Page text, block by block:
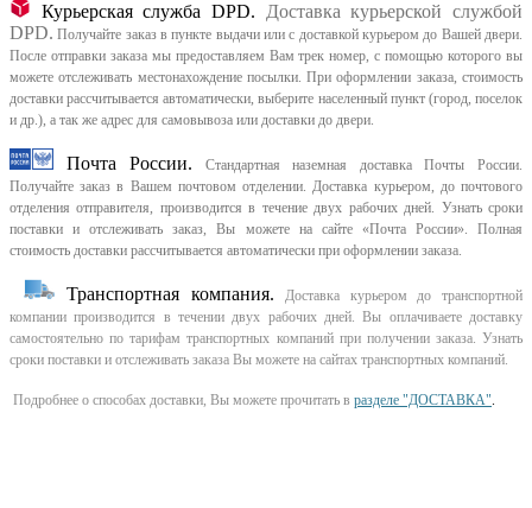
Курьерская служба DPD.
Доставка курьерской службой
DPD. Получайте заказ в пункте выдачи или с доставкой курьером до Вашей двери.
После отправки заказа мы предоставляем Вам трек номер, с помощью которого вы
можете отслеживать местонахождение посылки. При оформлении заказа, стоимость
доставки рассчитывается автоматически, выберите населенный пункт (город, поселок
и др.), а так же адрес для самовывоза или доставки до двери.
Почта России.
Стандартная наземная доставка Почты России.
Получайте заказ в Вашем почтовом отделении. Доставка курьером, до почтового
отделения отправителя, производится в течение двух рабочих дней. Узнать сроки
поставки и отслеживать заказ, Вы можете на сайте «Почта России». Полная
стоимость доставки рассчитывается автоматически при оформлении заказа.
Транспортная компания.
Доставка курьером до транспортной
компании производится в течении двух рабочих дней. Вы оплачиваете доставку
самостоятельно по тарифам транспортных компаний при получении заказа. Узнать
сроки поставки и отслеживать заказа Вы можете на сайтах транспортных компаний.
Подробнее о способах доставки, Вы можете прочитать в разделе "ДОСТАВКА".